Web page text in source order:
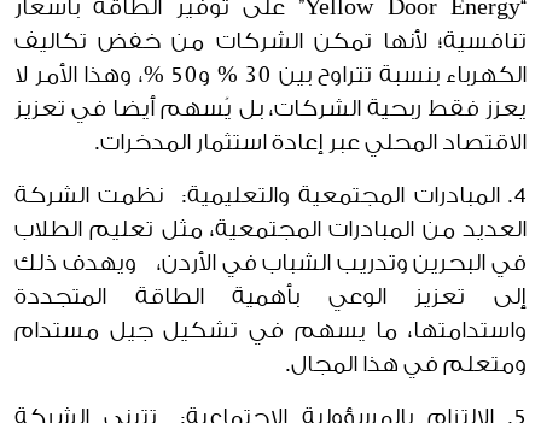
“Yellow Door Energy” على توفير الطاقة بأسعار
تنافسية؛ لأنها تمكن الشركات من خفض تكاليف
الكهرباء بنسبة تتراوح بين 30 % و50 %، وهذا الأمر لا
يعزز فقط ربحية الشركات، بل يُسهم أيضا في تعزيز
الاقتصاد المحلي عبر إعادة استثمار المدخرات.
4. المبادرات المجتمعية والتعليمية: نظمت الشركة
العديد من المبادرات المجتمعية، مثل تعليم الطلاب
في البحرين وتدريب الشباب في الأردن، ويهدف ذلك
إلى تعزيز الوعي بأهمية الطاقة المتجددة
واستدامتها، ما يسهم في تشكيل جيل مستدام
ومتعلم في هذا المجال.
5. الالتزام بالمسؤولية الاجتماعية: تتبنى الشركة